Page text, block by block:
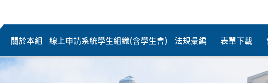
關於本組 線上申請系統學生組織(含學生會) 法規彙編 表單下載